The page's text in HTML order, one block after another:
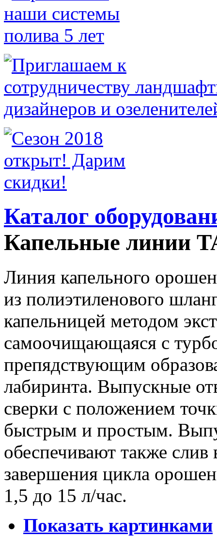
Каталог
Капельные линии
Линия капельного
из полиэтиленового
капельницей методом
самоочищающаяся с
препядствующим
лабиринта. Выпускные
сверки с положением
быстрым и простым.
обеспечивают также
завершения цикла
1,5 до 15 л/час.
Показать картинками